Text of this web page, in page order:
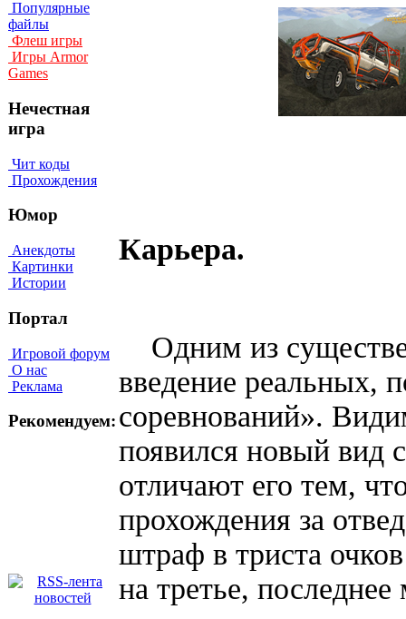
Популярные
файлы
Флеш игры
Игры Armor
Games
Нечестная
игра
Чит коды
Прохождения
Юмор
Анекдоты
Картинки
Истории
Портал
Игровой форум
О нас
Реклама
Рекомендуем:
Карьера.
Одним из
введение реальных,
соревнований».
появился новый вид
отличают его тем,
прохождения за
штраф в триста
на третье,